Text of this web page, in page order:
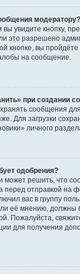
модератору?
увидите кнопку,
это разрешено
кнопке, вы пройдёте
на сообщение.
при создании
сообщения
Для загрузки
личного
одобрения?
может решить, что
перед отправкой на
вас в группу
её мнению, должны
Пожалуйста,
для получения